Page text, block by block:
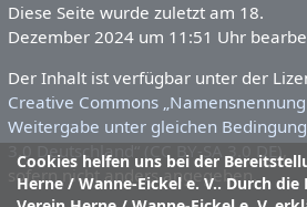
Cookies helfen uns bei der
Herne / Wanne-Eickel e. V.. Durch
Diese Seite wurde zuletzt am 18.
Dezember 2024 um 11:51 Uhr
Der Inhalt ist verfügbar unter der
Creative Commons
Weitergabe unter gleichen
3.0 Deutschland“ (CC BY-SA 3.0 DE)
sofern nicht anders angegeben.